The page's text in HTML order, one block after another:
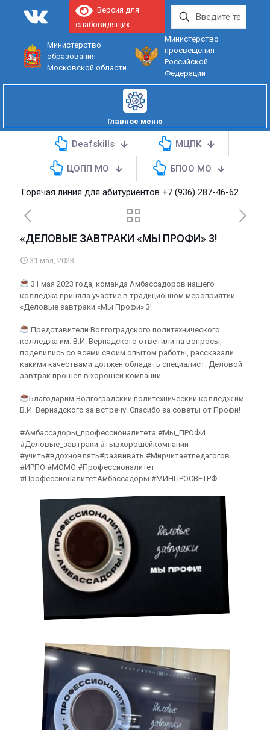
Министерство
образования
Московской области
Министерство
просвещения
Российской
Федерации
Версия для
слабовидящих
Главное меню
Deafskills МЦПК
ЦОПП МО БПОО МО
линия для абитуриентов+7 (936) 287-46-62
«ДЕЛОВЫЕ ЗАВТРАКИ «МЫ ПРОФИ» 3!
31 мая, 2023
31 мая 2023 года, команда Амбассадоров нашего
колледжа приняла участие в традиционном мероприятии
«Деловые завтраки «Мы Профи» 3!
Представители Волгоградского политехнического
колледжа им. В.И. Вернадского ответили на вопросы,
поделились со всеми своим опытом работы, рассказали
какими качествами должен обладать специалист. Деловой
завтрак прошел в хорошей компании.
Благодарим Волгоградский политехнический колледж им.
В.И. Вернадского за встречу! Спасибо за советы от Профи!
#Амбассадоры_профессионалитета #Мы_ПРОФИ
#Деловые_завтраки #тывхорошейкомпании
#учить#вдохновлять#развивать #Мирчитаетпедагогов
#ИРПО #МОМО #Профессионалитет
#ПрофессионалитетАмбассадоры #МИНПРОСВЕТРФ